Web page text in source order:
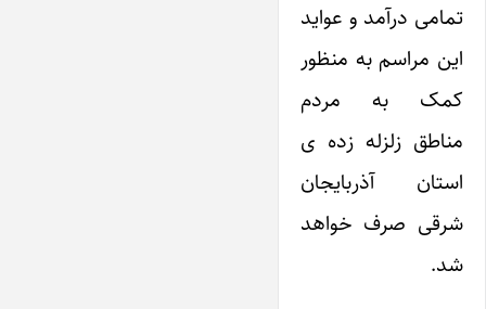
تمامی درآمد و عواید
این مراسم به منظور
کمک به مردم
مناطق زلزله زده ی
استان آذربایجان
شرقی صرف خواهد
شد.